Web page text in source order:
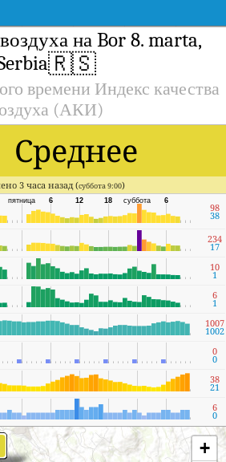
на Bor 8. marta,
🇷🇸
времени Индекс качества
(АКИ)
Среднее
3 часа назад (суббота 9:00)
6
суббота
18
12
6
пятница
98
38
234
17
10
1
6
1
1007
1002
0
0
38
21
6
0
+